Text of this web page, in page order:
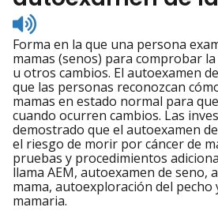
Listen
to
pronunciation
Forma en la que una persona
mamas (senos) para comprobar
u otros cambios. El autoexamen
que las personas reconozcan
mamas en estado normal para
cuando ocurren cambios. Las
demostrado que el autoexamen
el riesgo de morir por cáncer de
pruebas y procedimientos
llama AEM, autoexamen de seno,
mama, autoexploración del
mamaria.